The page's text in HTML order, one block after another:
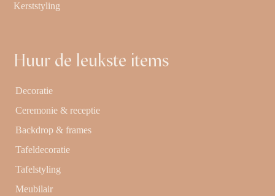
Kerststyling
Huur de leukste items
Decoratie
Ceremonie & receptie
Backdrop & frames
Tafeldecoratie
Tafelstyling
Meubilair